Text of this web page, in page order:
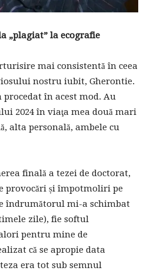
„plagiat” la ecografie
mai consistentă în ceea
nostru iubit, Gherontie.
procedat în acest mod. Au
2024 în viaţa mea două mari
alta personală, ambele cu
finală a tezei de doctorat,
provocări și împotmoliri pe
îndrumătorul mi-a schimbat
zile), fie softul
pentru mine de
că se apropie data
era tot sub semnul